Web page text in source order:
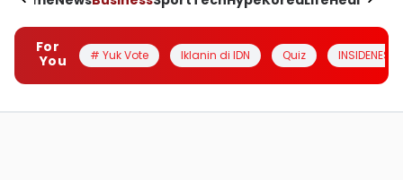
For
You
# Yuk Vote Iklanin di IDN Quiz INSIDENESIA